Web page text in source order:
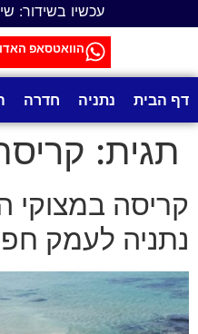
עכשיו בשידור:
הוואטסאפ
דף הבית נתניה חדרה
תגית:
קריסה במצוקי
נתניה לעמק